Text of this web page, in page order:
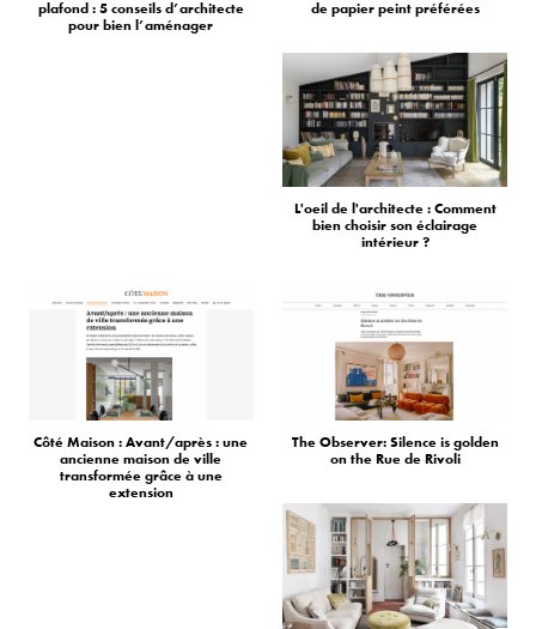
plafond : 5 conseils d’architecte
pour bien l’aménager
de papier peint préférées
L'oeil de l'architecte : Comment
bien choisir son éclairage
intérieur ?
Côté Maison : Avant/après : une
ancienne maison de ville
transformée grâce à une
extension
The Observer: Silence is golden
on the Rue de Rivoli